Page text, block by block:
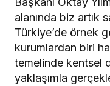
alanında biz artık
Türkiye’de örnek
kurumlardan biri
temelinde kentsel
yaklaşımla